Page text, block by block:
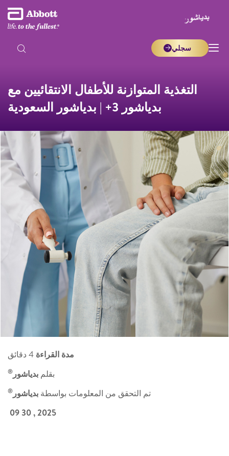
سجلي
التغذية المتوازنة للأطفال الانتقائيين مع
بدياشور 3+ | بدياشور السعودية
مدة القراءة
بقلم بدياشور ®
تم التحقق من المعلومات بواسطة بدياشور ®
2025 , 30 09